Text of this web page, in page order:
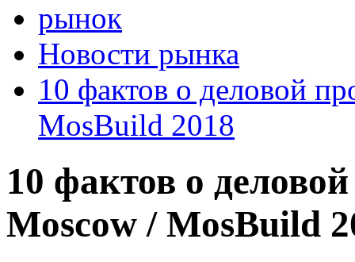
рынок
Новости рынка
10 фактов о деловой
MosBuild 2018
10 фактов о
Moscow / MosBuild